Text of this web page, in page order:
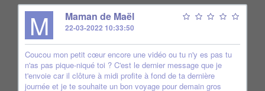
M Maman de Maël
22-03-2022 10:33:50
Coucou mon petit cœur encore une vidéo ou tu n'y es pas tu
n'as pas pique-niqué toi ? C'est le dernier message que je
t'envoie car il clôture à midi profite à fond de ta dernière
journée et je te souhaite un bon voyage pour demain gros